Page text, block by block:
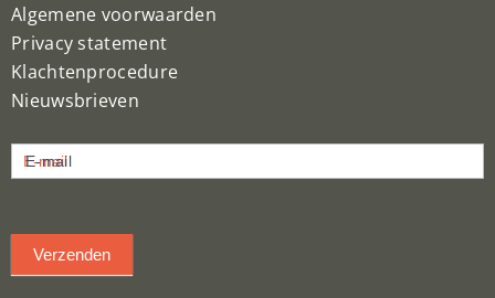
Algemene voorwaarden
Privacy statement
Klachtenprocedure
Nieuwsbrieven
inschrijven
E-mail
Verzenden